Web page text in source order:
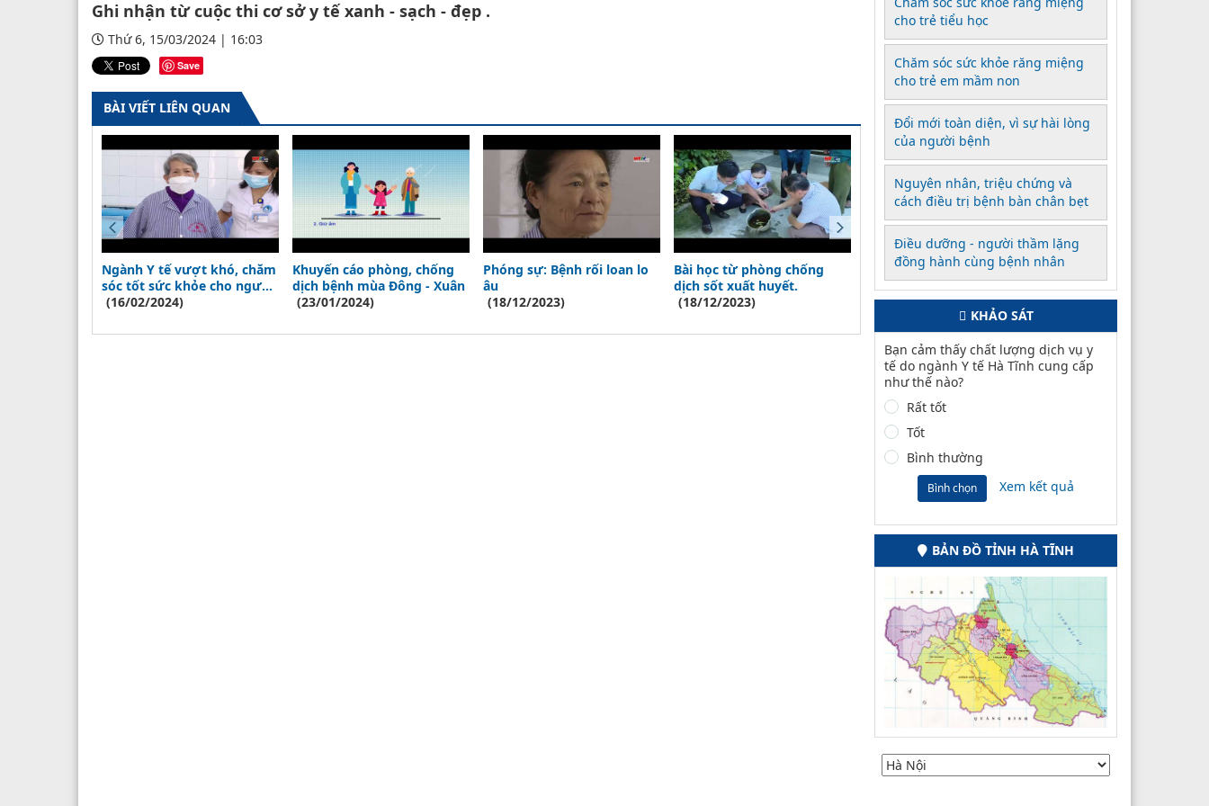
Ghi nhận từ cuộc thi cơ sở y tế xanh - sạch - đẹp .
Thứ 6, 15/03/2024 | 16:03
Save
BÀI VIẾT LIÊN QUAN
Ngành Y tế vượt khó, chăm
sóc tốt sức khỏe cho người
dân
(16/02/2024)
Khuyến cáo phòng, chống
dịch bệnh mùa Đông - Xuân
(23/01/2024)
Phóng sự: Bệnh rối loan lo
âu
(18/12/2023)
Bài học từ phòng chống
dịch sốt xuất huyết.
(18/12/2023)
Thông điệp phòng chống
bệnh Dại
(18/03/2024)
Phòng chống thiếu vi
dinh dưỡng trẻ em
(08/11/2023)
cho trẻ tiểu học
Chăm sóc sức khỏe răng miệng
cho trẻ em mầm non
Đổi mới toàn diện, vì sự hài lòng
của người bệnh
Nguyên nhân, triệu chứng và
cách điều trị bệnh bàn chân bẹt
Điều dưỡng - người thầm lặng
đồng hành cùng bệnh nhân
KHẢO SÁT
Bạn cảm thấy chất lượng dịch vụ y
tế do ngành Y tế Hà Tĩnh cung cấp
như thế nào?
Rất tốt
Tốt
Bình thường
Bình chọn Xem kết quả
BẢN ĐỒ TỈNH HÀ TĨNH